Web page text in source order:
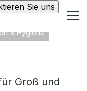
Sie uns
& Hygiene
Groß und